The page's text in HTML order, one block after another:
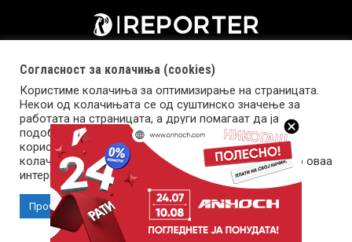
Copyright © 2026 Reporter.mk | Member of Clip Media Group
Импресум Маркетинг Контакт Услови за користење
Согласност за колачиња (cookies)
Користиме колачиња за оптимизирање на страницата.
Некои од колачињата се од суштинско значење за
работата на страницата, а други помагаат да ја
подобриме оваа интернет страница и вашето
корисничко искуство. Напомена: задолжителните
колачиња се неопходни за користење и пристап до оваа
интернет страница.
Прочитај повеќе Прифати колачиња